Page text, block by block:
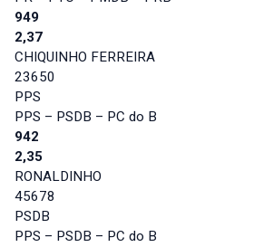
949
2,37
CHIQUINHO FERREIRA
23650
PPS
PPS – PSDB – PC do B
942
2,35
RONALDINHO
45678
PSDB
PPS – PSDB – PC do B